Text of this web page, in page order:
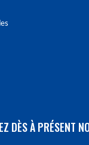
DÈS À PRÉSENT